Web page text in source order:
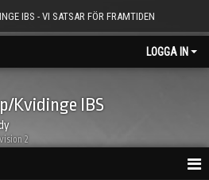
IBS - VI SATSAR FÖR FRAMTIDEN
LOGGA IN
Kvidinge IBS
2